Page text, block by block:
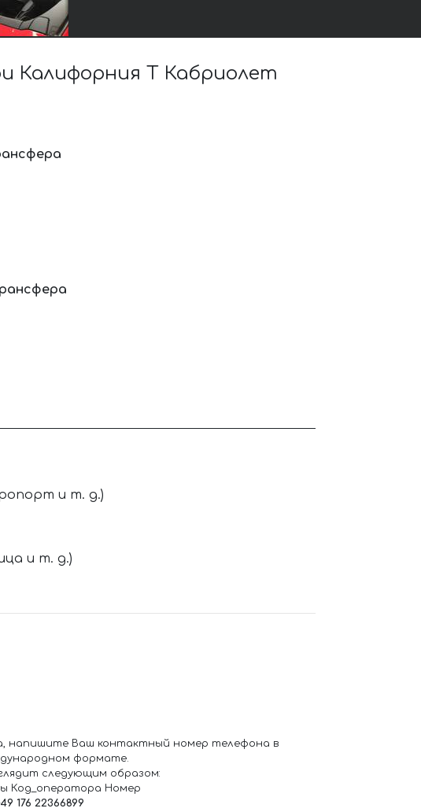
Калифорния Т Кабриолет
и т. д.)
и т. д.)
напишите Ваш контактный номер телефона в
формате.
следующим образом:
Код_оператора Номер
176 22366899